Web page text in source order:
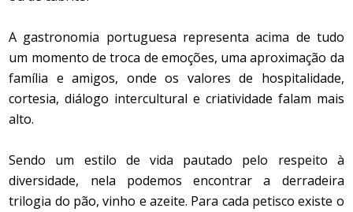
A gastronomia portuguesa representa acima de tudo
um momento de troca de emoções, uma aproximação da
família e amigos, onde os valores de hospitalidade,
cortesia, diálogo intercultural e criatividade falam mais
alto.
Sendo um estilo de vida pautado pelo respeito à
diversidade, nela podemos encontrar a derradeira
trilogia do pão, vinho e azeite. Para cada petisco existe o